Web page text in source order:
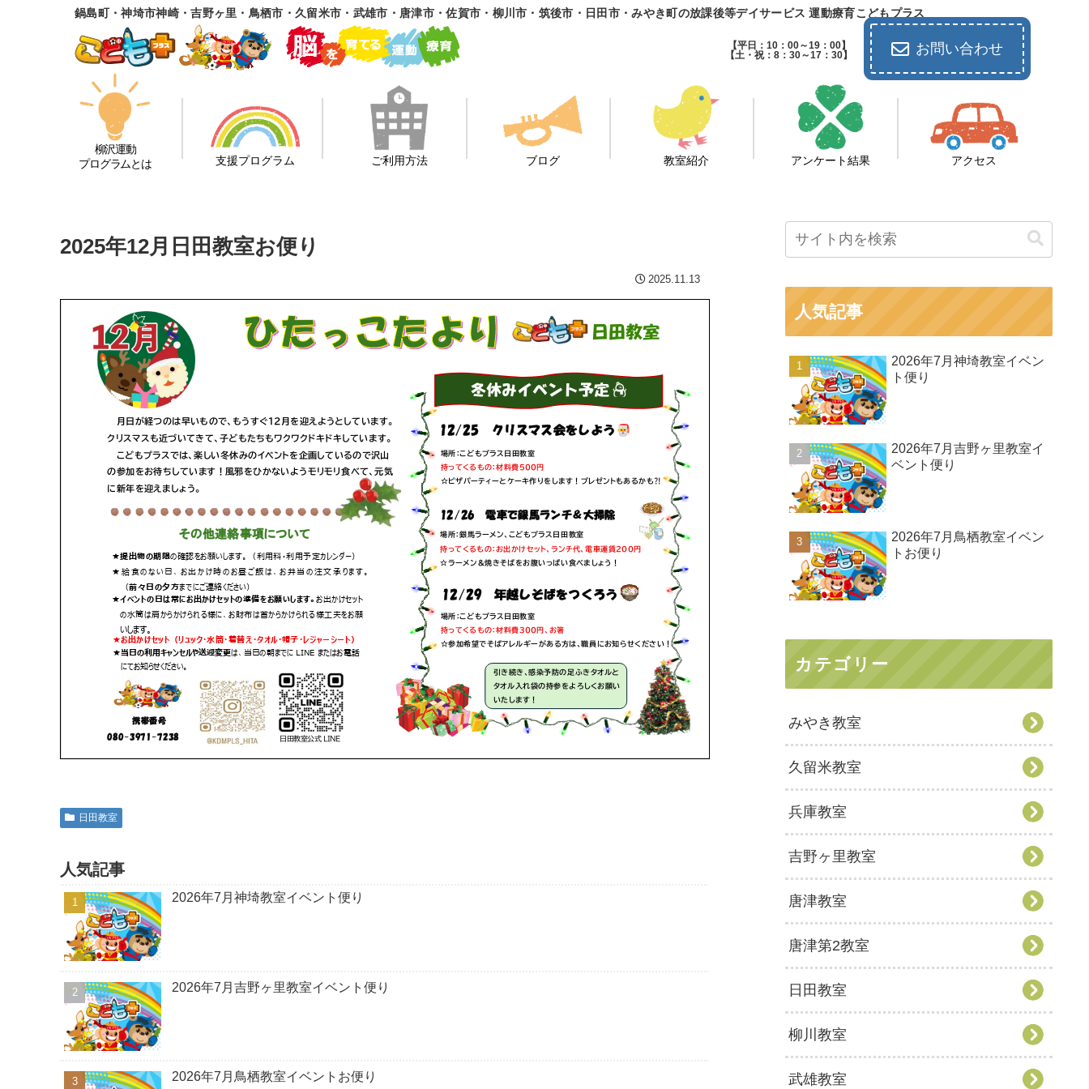
鍋島町・神埼市神崎・吉野ヶ里・鳥栖市・久留米市・武雄市・唐津市・佐賀市・柳川市・筑後市・日田市・みやき町の放課後等デイサービス 運動療育こどもプラス
【平日：10：00～19：00】
【土・祝：8：30～17：30】
お問い合わせ
柳沢運動
プログラムとは
支援プログラム ご利用方法 ブログ 教室紹介 アンケート結果 アクセス
2025年12月日田教室お便り
2025.11.13
日田教室
人気記事
2026年7月神埼教室イベント便り
2026年7月吉野ヶ里教室イベント便り
2026年7月鳥栖教室イベントお便り
人気記事
2026年7月神埼教室イベン
ト便り
2026年7月吉野ヶ里教室イ
ベント便り
2026年7月鳥栖教室イベン
トお便り
カテゴリー
みやき教室
久留米教室
兵庫教室
吉野ヶ里教室
唐津教室
唐津第2教室
日田教室
柳川教室
武雄教室